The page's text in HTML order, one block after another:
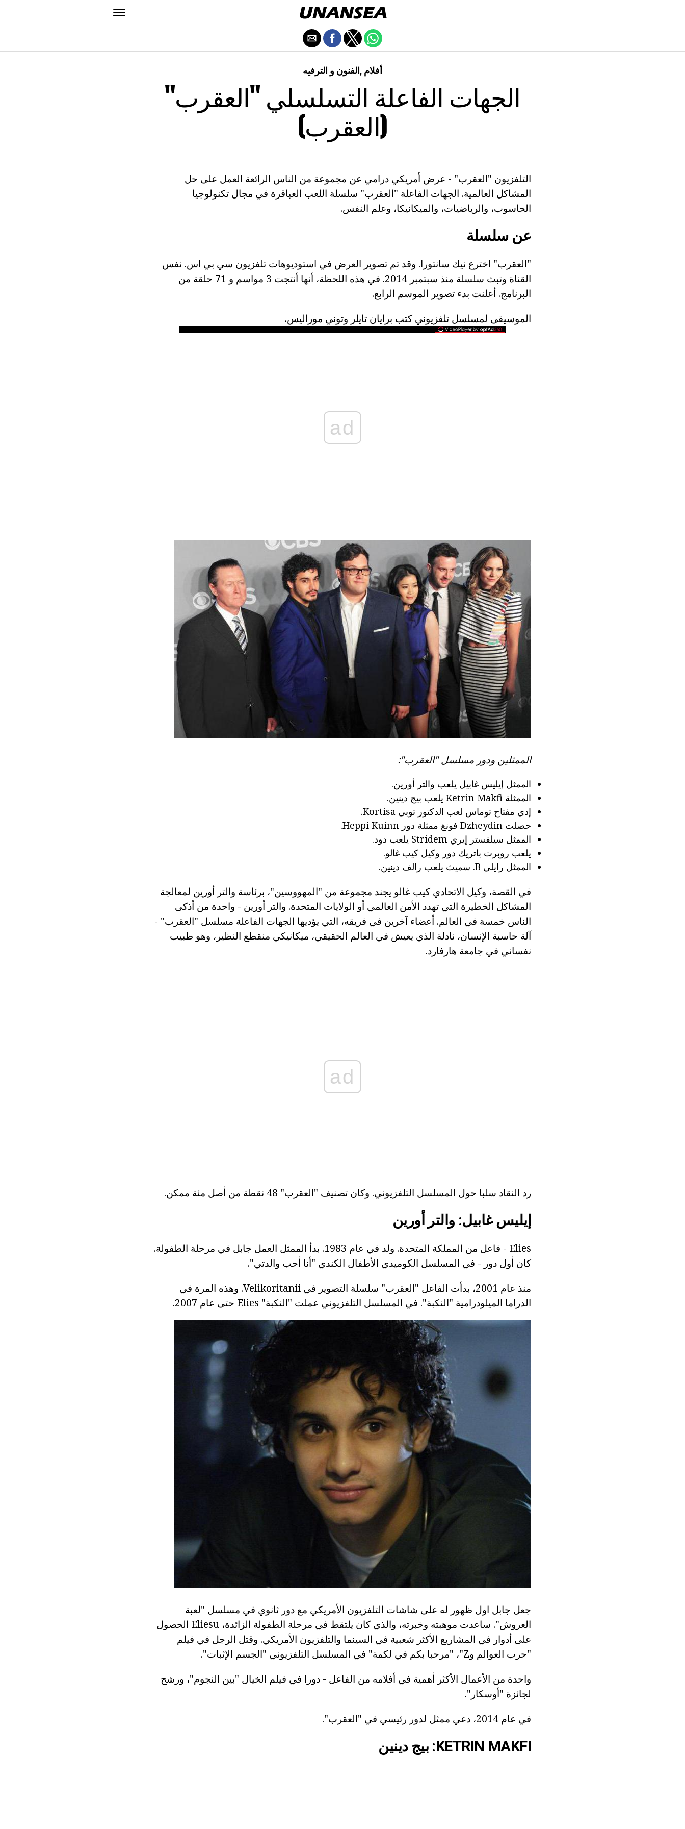
الفنون و الترفيه , أفلام
الجهات الفاعلة التسلسلي "العقرب"
(العقرب)
التلفزيون "العقرب" - عرض أمريكي درامي عن مجموعة من الناس الرائعة العمل على حل
المشاكل العالمية. الجهات الفاعلة "العقرب" سلسلة اللعب العباقرة في مجال تكنولوجيا
الحاسوب، والرياضيات، والميكانيكا، وعلم النفس.
عن سلسلة
"العقرب" اخترع نيك سانتورا. وقد تم تصوير العرض في استوديوهات تلفزيون سي بي اس. نفس
القناة وتبث سلسلة منذ سبتمبر 2014. في هذه اللحظة، أنها أنتجت 3 مواسم و 71 حلقة من
البرنامج. أعلنت بدء تصوير الموسم الرابع.
الموسيقى لمسلسل تلفزيوني كتب برايان تايلر وتوني موراليس.
ad
الممثلين ودور مسلسل "العقرب":
الممثل إيليس غابيل يلعب والتر أورين.
الممثلة Ketrin Makfi يلعب بيج دينين.
إدي مفتاح توماس لعب الدكتور توبي Kortisa.
حصلت Dzheydin فونغ ممثلة دور Heppi Kuinn.
الممثل سيلفستر إيري Stridem يلعب دود.
يلعب روبرت باتريك دور وكيل كيب غالو.
الممثل رايلي B. سميث يلعب رالف دينين.
في القصة، وكيل الاتحادي كيب غالو يجند مجموعة من "المهووسين"، برئاسة والتر أورين لمعالجة
المشاكل الخطيرة التي تهدد الأمن العالمي أو الولايات المتحدة. والتر أورين - واحدة من أذكى
الناس خمسة في العالم. أعضاء آخرين في فريقه، التي يؤديها الجهات الفاعلة مسلسل "العقرب" -
آلة حاسبة الإنسان، نادلة الذي يعيش في العالم الحقيقي، ميكانيكي منقطع النظير، وهو طبيب
نفساني في جامعة هارفارد.
ad
رد النقاد سلبا حول المسلسل التلفزيوني. وكان تصنيف "العقرب" 48 نقطة من أصل مئة ممكن.
إيليس غابيل: والتر أورين
Elies - فاعل من المملكة المتحدة. ولد في عام 1983. بدأ الممثل العمل جابل في مرحلة الطفولة.
كان أول دور - في المسلسل الكوميدي الأطفال الكندي "أنا أحب والدتي".
منذ عام 2001، بدأت الفاعل "العقرب" سلسلة التصوير في Velikoritanii. وهذه المرة في
الدراما الميلودرامية "النكبة". في المسلسل التلفزيوني عملت "النكبة" Elies حتى عام 2007.
جعل جابل اول ظهور له على شاشات التلفزيون الأمريكي مع دور ثانوي في مسلسل "لعبة
العروش". ساعدت موهبته وخبرته، والذي كان يلتقط في مرحلة الطفولة الزائدة، Eliesu الحصول
على أدوار في المشاريع الأكثر شعبية في السينما والتلفزيون الأمريكي. وقتل الرجل في فيلم
"حرب العوالم وZ"، "مرحبا بكم في لكمة" في المسلسل التلفزيوني "الجسم الإثبات".
واحدة من الأعمال الأكثر أهمية في أفلامه من الفاعل - دورا في فيلم الخيال "بين النجوم"، ورشح
لجائزة "أوسكار".
في عام 2014، دعي ممثل لدور رئيسي في "العقرب".
KETRIN MAKFI: بيج دينين